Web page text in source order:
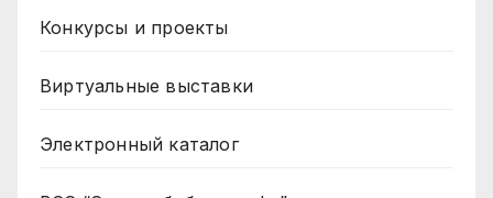
Конкурсы и проекты
Виртуальные выставки
Электронный каталог